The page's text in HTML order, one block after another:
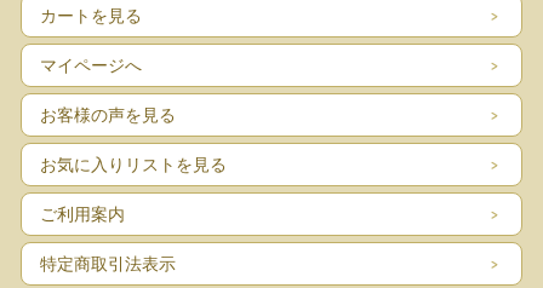
カートを見る
マイページへ
お客様の声を見る
お気に入りリストを見る
ご利用案内
特定商取引法表示